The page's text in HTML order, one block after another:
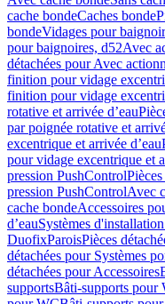
cache bondeCaches bonde
bondeVidages pour
pour baignoires, d52Avec
détachées pour Avec
finition pour vidage
finition pour vidage
rotative et arrivée d’eau
par poignée rotative et
excentrique et arrivée d’eau
pour vidage excentrique et
pression PushControl
pression PushControlAvec
cache bondeAccessoires
d’eauSystèmes
DuofixParoisPièces
détachées pour Systèmes
détachées pour Accessoires
supportsBâti-supports pour